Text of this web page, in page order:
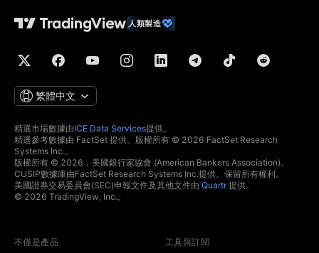
人類製造
繁體中文
精選市場數據由ICE Data Services提供。
精選參考數據由 FactSet 提供。版權所有 © 2026 FactSet Research
Systems Inc.。
版權所有 © 2026，美國銀行家協會 (American Bankers Association)。
CUSIP數據庫由FactSet Research Systems Inc.提供。保留所有權利。
美國證券交易委員會(SEC)申報文件及其他文件由 Quartr提供。
© 2026 TradingView, Inc.。
不僅是產品 工具與訂閱